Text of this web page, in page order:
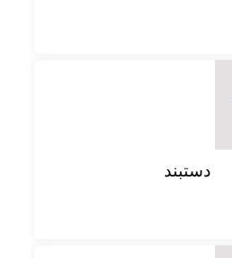
دستبند